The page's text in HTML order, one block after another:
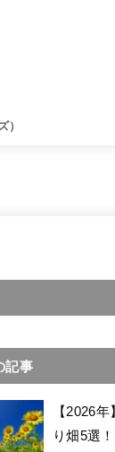
）
記事
【2026
り畑5選